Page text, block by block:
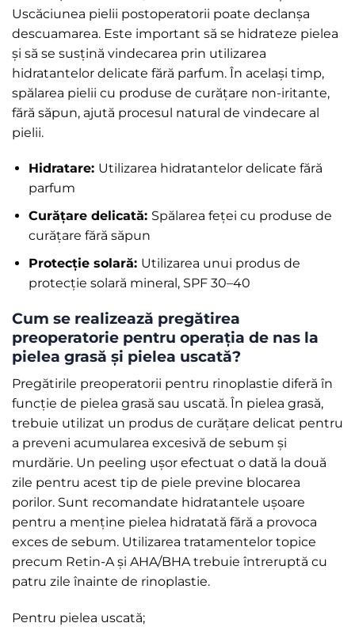
Uscăciunea pielii postoperatorii poate declanșa
descuamarea. Este important să se hidrateze pielea
și să se susțină vindecarea prin utilizarea
hidratantelor delicate fără parfum. În același timp,
spălarea pielii cu produse de curățare non-iritante,
fără săpun, ajută procesul natural de vindecare al
pielii.
Hidratare: Utilizarea hidratantelor delicate fără
parfum
Curățare delicată: Spălarea feței cu produse de
curățare fără săpun
Protecție solară: Utilizarea unui produs de
protecție solară mineral, SPF 30–40
Cum se realizează pregătirea
preoperatorie pentru operația de nas la
pielea grasă și pielea uscată?
Pregătirile preoperatorii pentru rinoplastie diferă în
funcție de pielea grasă sau uscată. În pielea grasă,
trebuie utilizat un produs de curățare delicat pentru
a preveni acumularea excesivă de sebum și
murdărie. Un peeling ușor efectuat o dată la două
zile pentru acest tip de piele previne blocarea
porilor. Sunt recomandate hidratantele ușoare
pentru a menține pielea hidratată fără a provoca
exces de sebum. Utilizarea tratamentelor topice
precum Retin-A și AHA/BHA trebuie întreruptă cu
patru zile înainte de rinoplastie.
Pentru pielea uscată;